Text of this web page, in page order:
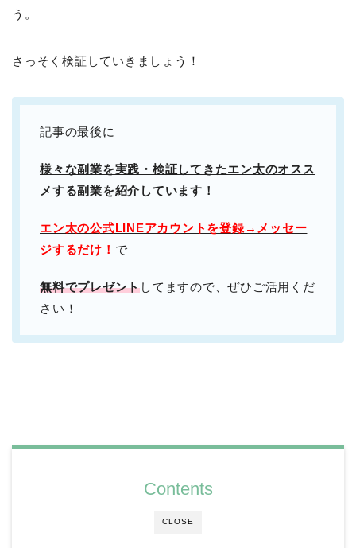
う。
さっそく検証していきましょう！
記事の最後に
様々な副業を実践・検証してきたエン太のオスス
メする副業を紹介しています！
エン太の公式LINEアカウントを登録→メッセー
ジするだけ！ で
無料でプレゼントしてますので、ぜひご活用くだ
さい！
CLOSE
Contents